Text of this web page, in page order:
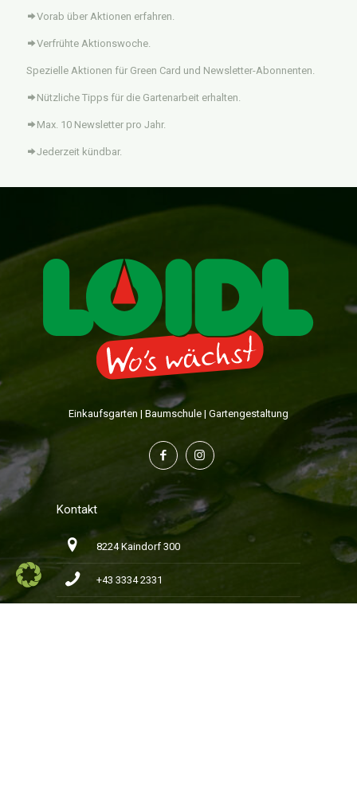
Vorab über Aktionen erfahren.
Verfrühte Aktionswoche.
Spezielle Aktionen für Green Card und Newsletter-Abonnenten.
Nützliche Tipps für die Gartenarbeit erhalten.
Max. 10 Newsletter pro Jahr.
Jederzeit kündbar.
Einkaufsgarten | Baumschule | Gartengestaltung
Kontakt
8224 Kaindorf 300
+43 3334 2331